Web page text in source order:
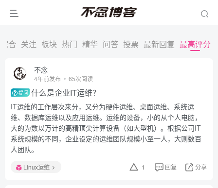
综合 关注 板块 热门 精华 问答 投票 最新回复 最高评分
不念
4年前发布 65次阅读
提问 什么是企业IT运维？
IT运维的工作层次来分，又分为硬件运维、桌面运维、系统运
维、数据库运维以及应用运维。运维的设备，小的从个人电脑，
大的为数以万计的高精顶尖计算设备（如大型机）。根据公司IT
系统规模的不同，企业设定的运维团队规模小至一人，大则数百
人团队。
Linux运维 1 回复 分享